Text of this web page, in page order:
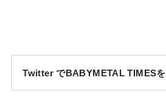
Twitter でBABYMETAL TIMESを